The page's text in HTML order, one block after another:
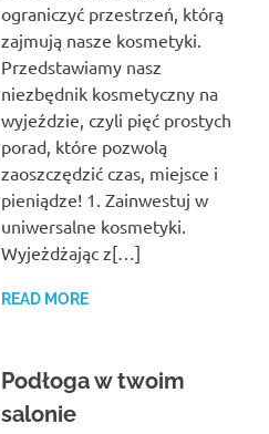
ograniczyć przestrzeń, którą
zajmują nasze kosmetyki.
Przedstawiamy nasz
niezbędnik kosmetyczny na
wyjeździe, czyli pięć prostych
porad, które pozwolą
zaoszczędzić czas, miejsce i
pieniądze! 1. Zainwestuj w
uniwersalne kosmetyki.
Wyjeżdżając z[…]
READ MORE
Podłoga w twoim
salonie